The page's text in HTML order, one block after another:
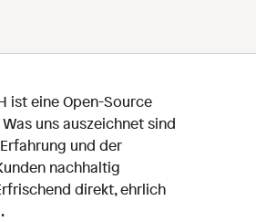
ist eine Open-Source
uns auszeichnet sind
und der
nachhaltig
direkt, ehrlich